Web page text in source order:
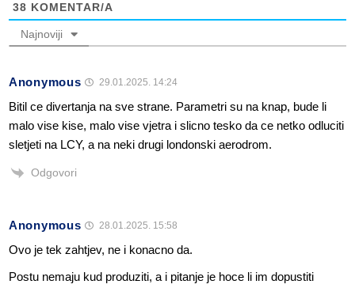
38 KOMENTAR/A
Najnoviji
Anonymous 29.01.2025. 14:24
Bitil ce divertanja na sve strane. Parametri su na knap, bude li
malo vise kise, malo vise vjetra i slicno tesko da ce netko odluciti
sletjeti na LCY, a na neki drugi londonski aerodrom.
Odgovori
Anonymous 28.01.2025. 15:58
Ovo je tek zahtjev, ne i konacno da.
Postu nemaju kud produziti, a i pitanje je hoce li im dopustiti